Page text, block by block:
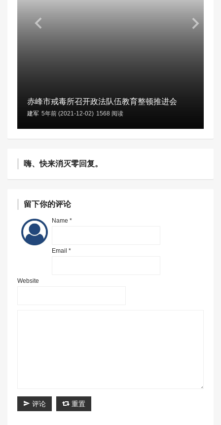
赤峰市戒毒所召开政法队伍教育整顿推进会
建军 5年前 (2021-12-02) 1568 阅读
嗨、快来消灭零回复。
留下你的评论
Name *
Email *
Website
评论 重置